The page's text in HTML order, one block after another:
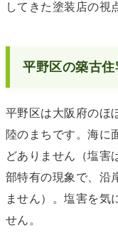
してきた塗装店の視
平野区の築古
平野区は大阪府のほ
陸のまちです。海に
どありません（塩害
部特有の現象で、沿
ません）。塩害を気
せん。